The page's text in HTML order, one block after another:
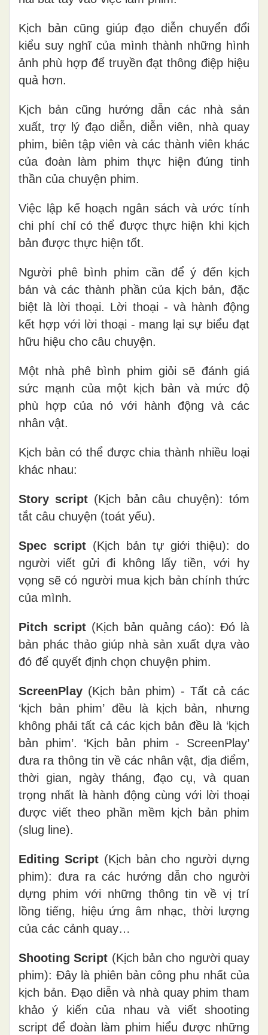
Kịch bản cũng giúp đạo diễn chuyển đổi
kiểu suy nghĩ của mình thành những hình
ảnh phù hợp để truyền đạt thông điệp hiệu
quả hơn.
Kịch bản cũng hướng dẫn các nhà sản
xuất, trợ lý đạo diễn, diễn viên, nhà quay
phim, biên tập viên và các thành viên khác
của đoàn làm phim thực hiện đúng tinh
thần của chuyện phim.
Việc lập kế hoạch ngân sách và ước tính
chi phí chỉ có thể được thực hiện khi kịch
bản được thực hiện tốt.
Người phê bình phim cần để ý đến kịch
bản và các thành phần của kịch bản, đặc
biệt là lời thoại. Lời thoại - và hành động
kết hợp với lời thoại - mang lại sự biểu đạt
hữu hiệu cho câu chuyện.
Một nhà phê bình phim giỏi sẽ đánh giá
sức mạnh của một kịch bản và mức độ
phù hợp của nó với hành động và các
nhân vật.
Kịch bản có thể được chia thành nhiều loại
khác nhau:
Story script(Kịch bản câu chuyện): tóm
tắt câu chuyện (toát yếu).
Spec script (Kịch bản tự giới thiệu): do
người viết gửi đi không lấy tiền, với hy
vọng sẽ có người mua kịch bản chính thức
của mình.
Pitch script (Kịch bản quảng cáo): Đó là
bản phác thảo giúp nhà sản xuất dựa vào
đó để quyết định chọn chuyện phim.
ScreenPlay (Kịch bản phim) - Tất cả các
‘kịch bản phim’ đều là kịch bản, nhưng
không phải tất cả các kịch bản đều là ‘kịch
bản phim’. ‘Kịch bản phim - ScreenPlay’
đưa ra thông tin về các nhân vật, địa điểm,
thời gian, ngày tháng, đạo cụ, và quan
trọng nhất là hành động cùng với lời thoại
được viết theo phần mềm kịch bản phim
(slug line).
Editing Script(Kịch bản cho người dựng
phim): đưa ra các hướng dẫn cho người
dựng phim với những thông tin về vị trí
lồng tiếng, hiệu ứng âm nhạc, thời lượng
của các cảnh quay…
Shooting Script (Kịch bản cho người quay
phim): Đây là phiên bản công phu nhất của
kịch bản. Đạo diễn và nhà quay phim tham
khảo ý kiến ​​của nhau và viết shooting
script để đoàn làm phim hiểu được những